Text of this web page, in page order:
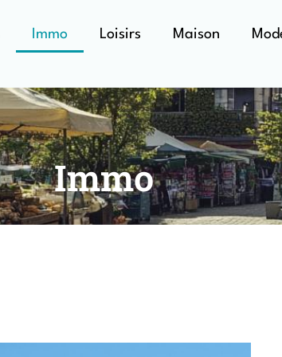
Immo Loisirs Maison
Immo